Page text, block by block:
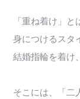
「重ね着け」
身につけるスタ
結婚指輪を着け
そこには、「二